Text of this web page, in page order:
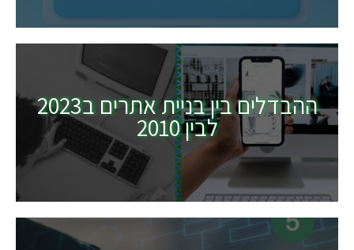
ההבדלים בין בניית אתרים ב2023
לבין 2010